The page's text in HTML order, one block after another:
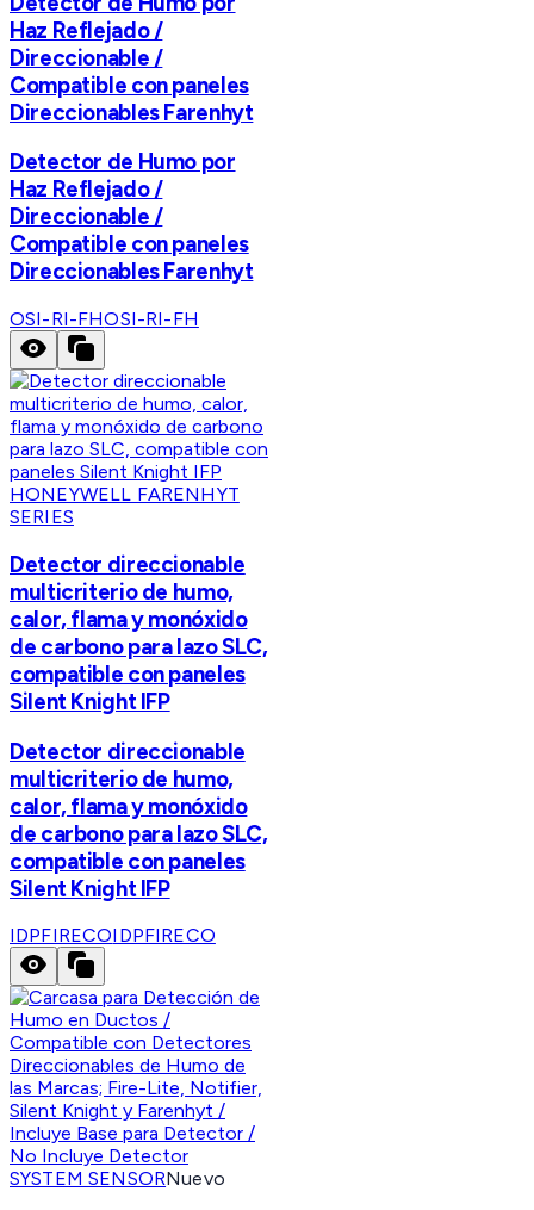
Haz Reflejado /
Direccionable /
Compatible con paneles
Direccionables Farenhyt
Detector de Humo por
Haz Reflejado /
Direccionable /
Compatible con paneles
Direccionables Farenhyt
OSI-RI-FHOSI-RI-FH
HONEYWELL FARENHYT
SERIES
Detector direccionable
multicriterio de humo,
calor, flama y monóxido
de carbono para lazo SLC,
compatible con paneles
Silent Knight IFP
Detector direccionable
multicriterio de humo,
calor, flama y monóxido
de carbono para lazo SLC,
compatible con paneles
Silent Knight IFP
IDPFIRECOIDPFIRECO
SYSTEM SENSORNuevo